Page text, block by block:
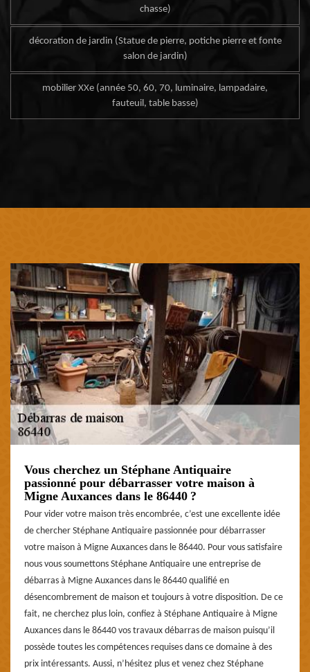
chasse)
décoration de jardin (Statue de pierre, potiche pierre et fonte
salon de jardin)
mobilier XXe (année 50, 60, 70, luminaire, lampadaire,
fauteuil, table basse)
Vous cherchez un Stéphane Antiquaire
passionné pour débarrasser votre maison à
Migne Auxances dans le 86440 ?
Pour vider votre maison très encombrée, c’est une excellente idée
de chercher Stéphane Antiquaire passionnée pour débarrasser
votre maison à Migne Auxances dans le 86440. Pour vous satisfaire
nous vous soumettons Stéphane Antiquaire une entreprise de
débarras à Migne Auxances dans le 86440 qualifié en
désencombrement de maison et toujours à votre disposition. De ce
fait, ne cherchez plus loin, confiez à Stéphane Antiquaire à Migne
Auxances dans le 86440 vos travaux débarras de maison puisqu’il
possède toutes les compétences requises dans ce domaine à des
prix intéressants. Aussi, n’hésitez plus et venez chez Stéphane